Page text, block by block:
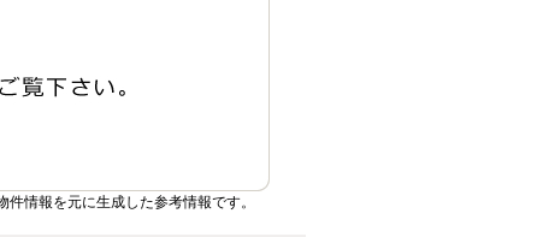
情報を元に生成した参考情報です。